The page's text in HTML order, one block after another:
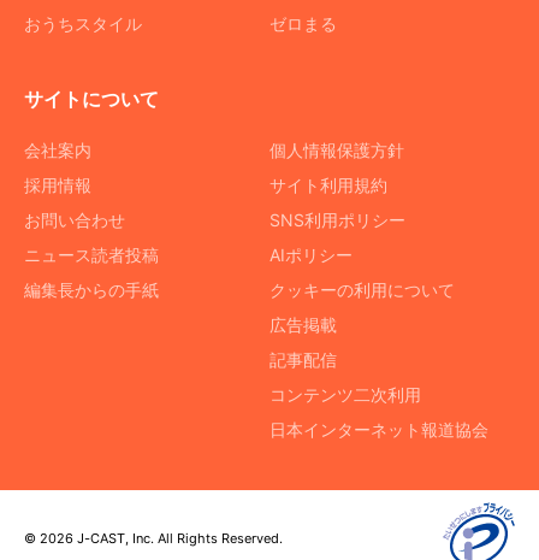
おうちスタイル
ゼロまる
サイトについて
会社案内
採用情報
お問い合わせ
ニュース読者投稿
編集長からの手紙
個人情報保護方針
サイト利用規約
SNS利用ポリシー
AIポリシー
クッキーの利用について
広告掲載
記事配信
コンテンツ二次利用
日本インターネット報道協会
© 2026 J-CAST, Inc. All Rights Reserved.